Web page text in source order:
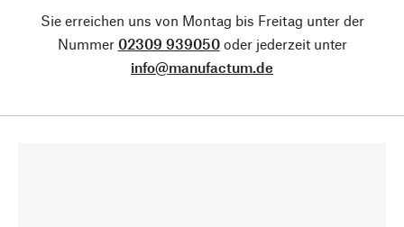
Sie erreichen uns von Montag bis Freitag unter der
Nummer 02309 939050oder jederzeit unter
info@manufactum.de